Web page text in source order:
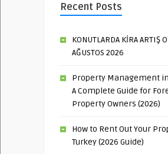
Recent Posts
KONUTLARDA KİRA ARTIŞ
AĞUSTOS 2026
Property Management
A Complete Guide for
Property Owners (2026)
How to Rent Out Your
Turkey (2026 Guide)